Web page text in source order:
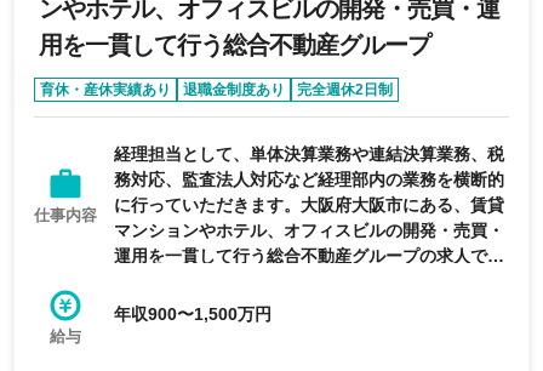
ンやホテル、オフィスビルの開発・売買・運
用を一貫して行う総合不動産グループ
育休・産休実績あり 退職金制度あり
完全週休2日制
年間休日120日以上
仕事内容
経理担当として、単体決算業務や連結決算業務、税
務対応、監査法人対応など経理部内の業務を横断的
に行っていただきます。大阪府大阪市にある、賃貸
マンションやホテル、オフィスビルの開発・売買・
運用を一貫して行う総合不動産グループの求人で
給与
年収900〜1,500万円